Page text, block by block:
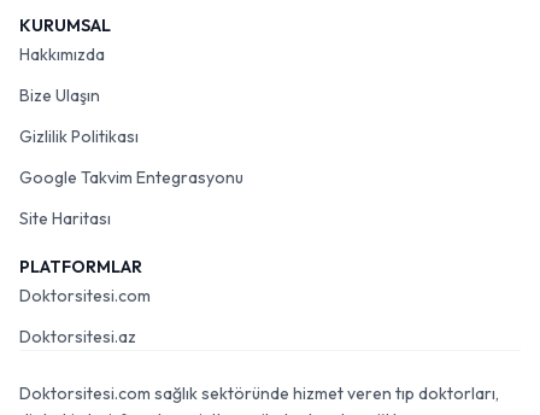
KURUMSAL
Hakkımızda
Bize Ulaşın
Gizlilik Politikası
Google Takvim Entegrasyonu
Site Haritası
PLATFORMLAR
Doktorsitesi.com
Doktorsitesi.az
Doktorsitesi.com sağlık sektöründe hizmet veren tıp doktorları,